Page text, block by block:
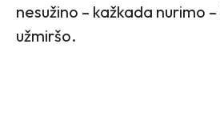
nesužino – kažkada nurimo
užmiršo.